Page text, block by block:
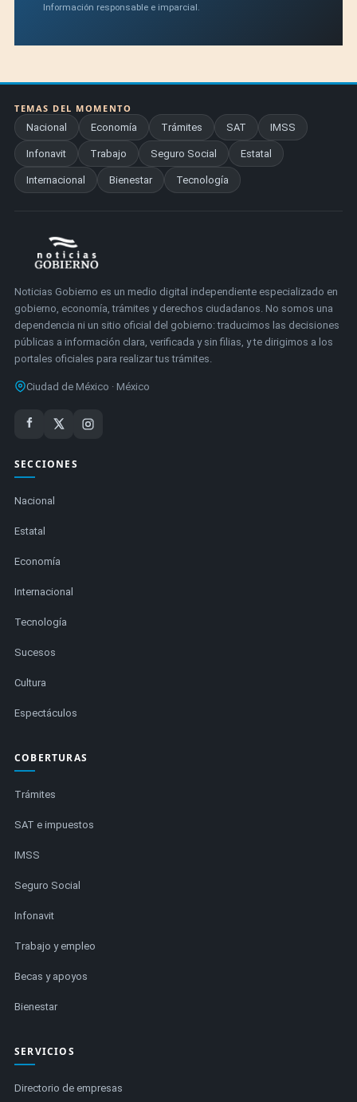
Información responsable e imparcial.
TEMAS DEL MOMENTO
Nacional
Economía Trámites SAT IMSS
Infonavit Trabajo Seguro Social Estatal
Internacional Bienestar Tecnología
Noticias Gobierno es un medio digital independiente especializado en
gobierno, economía, trámites y derechos ciudadanos. No somos una
dependencia ni un sitio oficial del gobierno: traducimos las decisiones
públicas a información clara, verificada y sin filias, y te dirigimos a los
portales oficiales para realizar tus trámites.
Ciudad de México · México
SECCIONES
Nacional
Estatal
Economía
Internacional
Tecnología
Sucesos
Cultura
Espectáculos
COBERTURAS
Trámites
SAT e impuestos
IMSS
Seguro Social
Infonavit
Trabajo y empleo
Becas y apoyos
Bienestar
SERVICIOS
Directorio de empresas